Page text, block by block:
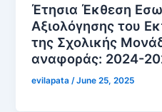
Έτησια Έκθεση
Αξιολόγησης του
της Σχολικής
αναφοράς: 2024-
evilapata/June 25, 2025